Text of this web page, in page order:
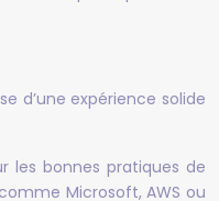
d’une expérience solide
les bonnes pratiques de
Microsoft, AWS ou